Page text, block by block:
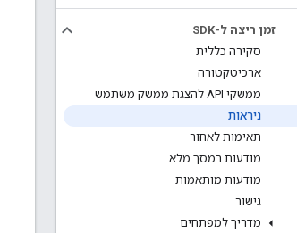
זמן ריצה ל-SDK
סקירה כללית
ארכיטקטורה
ממשקי API להצגת ממשק משתמש
ניראות
תאימות לאחור
מודעות במסך מלא
מודעות מותאמות
גישור
מדריך למפתחים